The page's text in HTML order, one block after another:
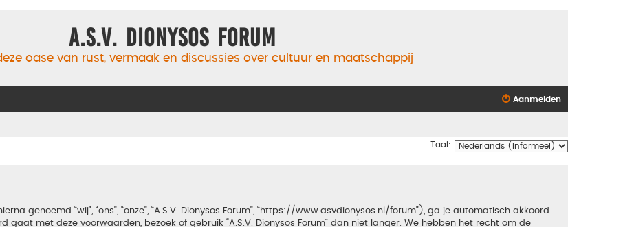
A.S.V. Dionysos Forum
oase van rust, vermaak en discussies over cultuur en maatschappij
Aanmelden
Taal:
genoemd “wij”, “ons”, “onze”, “A.S.V. Dionysos Forum”, “https://www.asvdionysos.nl/forum”), ga je automatisch akkoord
gaat met deze voorwaarden, bezoek of gebruik “A.S.V. Dionysos Forum” dan niet langer. We hebben het recht om de